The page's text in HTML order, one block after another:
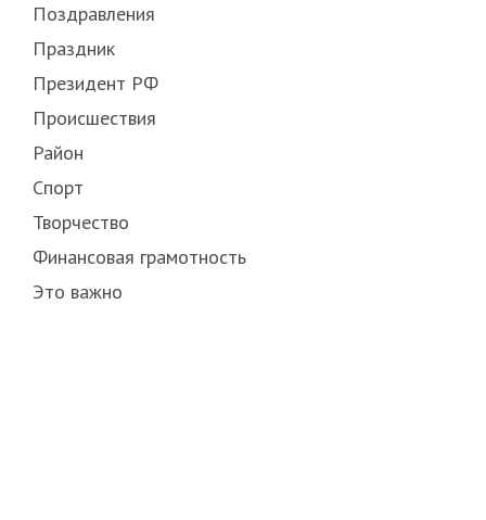
Поздравления
Праздник
Президент РФ
Происшествия
Район
Спорт
Творчество
Финансовая грамотность
Это важно